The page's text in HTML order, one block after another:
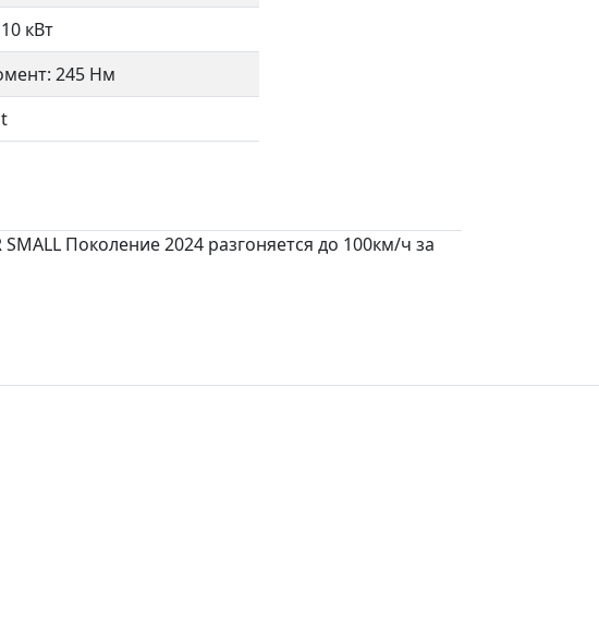
кВт
245 Нм
Поколение 2024 разгоняется до 100км/ч за